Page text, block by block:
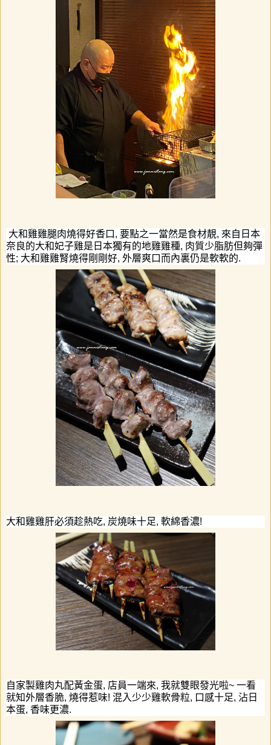
大和雞雞腿肉燒得好香口 , 要點之一當然是食材靚, 來自日本
奈良的大和妃子雞是日本獨有的地雞雞種, 肉質少脂肪但夠彈
性; 大和雞雞腎燒得剛剛好, 外層爽口而內裏仍是軟軟的.
大和雞雞肝必須趁熱吃, 炭燒味十足, 軟綿香濃!
自家製雞肉丸配黃金蛋, 店員一端來, 我就雙眼發光啦~ 一看
就知外層香脆, 燒得惹味! 混入少少雞軟骨粒, 口感十足, 沾日
本蛋, 香味更濃.